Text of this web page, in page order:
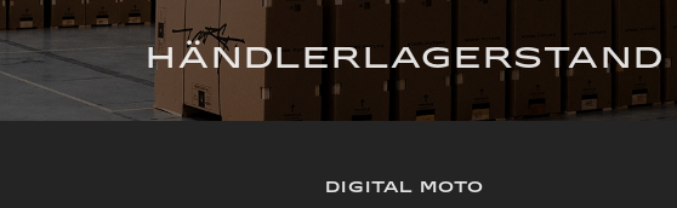
HÄNDLERLAGERSTAND
DIGITAL MOTO